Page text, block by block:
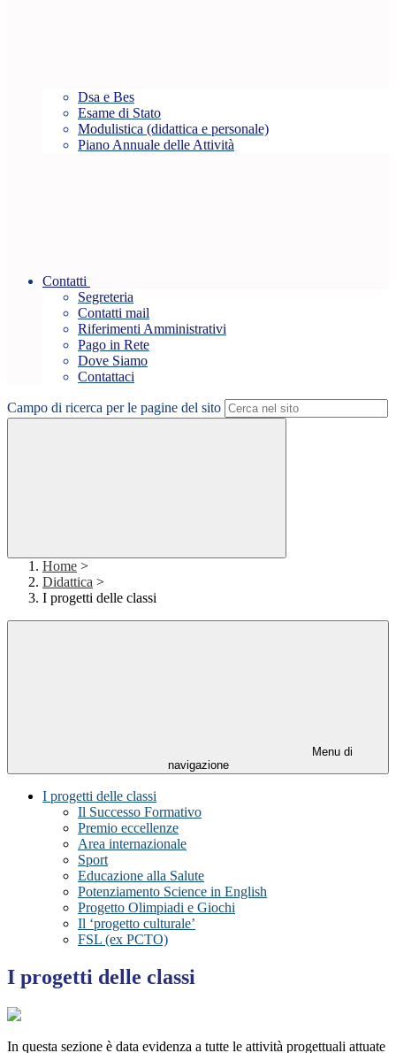
Dsa e Bes
Esame di Stato
Modulistica (didattica e personale)
Piano Annuale delle Attività
Contatti
Segreteria
Contatti mail
Riferimenti Amministrativi
Pago in Rete
Dove Siamo
Contattaci
Campo di ricerca per le pagine del sito
Home >
Didattica >
I progetti delle classi
Menu di
navigazione
I progetti delle classi
Il Successo Formativo
Premio eccellenze
Area internazionale
Sport
Educazione alla Salute
Potenziamento Science in English
Progetto Olimpiadi e Giochi
Il ‘progetto culturale’
FSL (ex PCTO)
I progetti delle classi
In questa sezione è data evidenza a tutte le attività progettuali attuate